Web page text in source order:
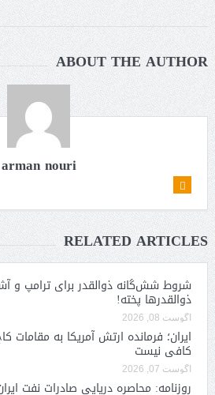
ABOUT THE AUTHOR
arman nouri
RELATED ARTICLES
شروط شش‌گانه ذوالقدر برای ترامپ و
ذوالقدرها پخته!
آگوست 08, 2026
ایران؛ فرمانده ارتش آمریکا به
کافی نیست
آگوست 07, 2026
روزنامه: محاصره دریایی صادرات نفت